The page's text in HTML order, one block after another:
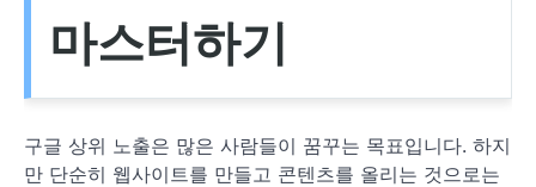
마스터하기
구글 상위 노출은 많은 사람들이 꿈꾸는 목표입니다. 하지
만 단순히 웹사이트를 만들고 콘텐츠를 올리는 것으로는